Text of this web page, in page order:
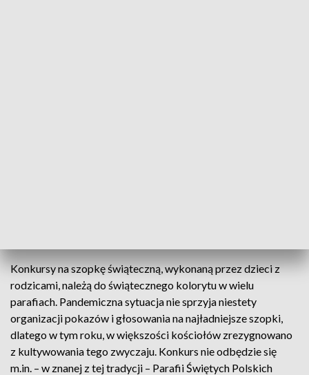
Konkursy na szopkę świąteczną, wykonaną przez dzieci z
rodzicami, należą do świątecznego kolorytu w wielu
parafiach. Pandemiczna sytuacja nie sprzyja niestety
organizacji pokazów i głosowania na najładniejsze szopki,
dlatego w tym roku, w większości kościołów zrezygnowano
z kultywowania tego zwyczaju. Konkurs nie odbędzie się
m.in. – w znanej z tej tradycji – Parafii Świętych Polskich